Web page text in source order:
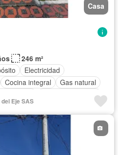
Casa
246 m²
Electricidad
Cocina integral
Gas natural
Cuarto de servicio
Eje SAS